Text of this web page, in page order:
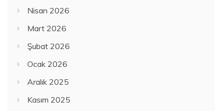
Nisan 2026
Mart 2026
Şubat 2026
Ocak 2026
Aralık 2025
Kasım 2025